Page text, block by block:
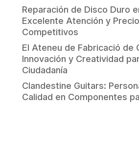
Reparación de Disco Duro
Excelente Atención y
Competitivos
El Ateneu de Fabricació de
Innovación y Creatividad
Ciudadanía
Clandestine Guitars:
Calidad en Componentes